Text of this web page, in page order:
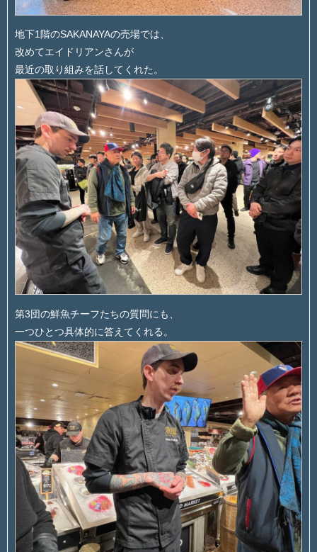
地下1階のSAKANAYAの売場では、
改めてエイドリアンさんが
最近の取り組みを話してくれた。
第3団の鮮魚チーフたちの質問にも、
一つひとつ具体的に答えてくれる。